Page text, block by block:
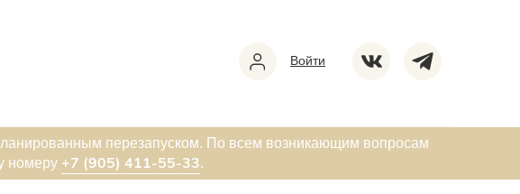
Войти
перезапуском. По всем возникающим вопросам
номеру +7 (905) 411-55-33.